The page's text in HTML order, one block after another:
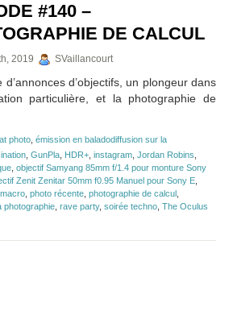
Tough
TG-
et
Photoshop
iPad
#140 –
DE CALCUL
2019 SVaillancourt
d’annonces d’objectifs, un plongeur dans
particulière, et la photographie de
photo émission en baladodiffusion sur la
GunPla HDR+ instagram Jordan Robins
objectif Samyang 85mm f/1.4 pour monture Sony
Zenit Zenitar 50mm f0.95 Manuel pour Sony E
photo récente photographie de calcul
photographie rave party, soirée techno The Oculus